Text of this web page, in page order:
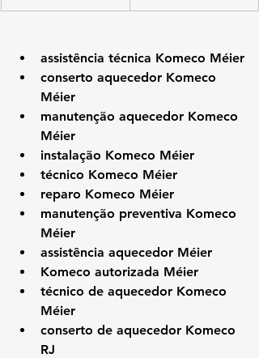
assistência técnica Komeco Méier
conserto aquecedor Komeco
Méier
manutenção aquecedor Komeco
Méier
instalação Komeco Méier
técnico Komeco Méier
reparo Komeco Méier
manutenção preventiva Komeco
Méier
assistência aquecedor Méier
Komeco autorizada Méier
técnico de aquecedor Komeco
Méier
conserto de aquecedor Komeco
RJ